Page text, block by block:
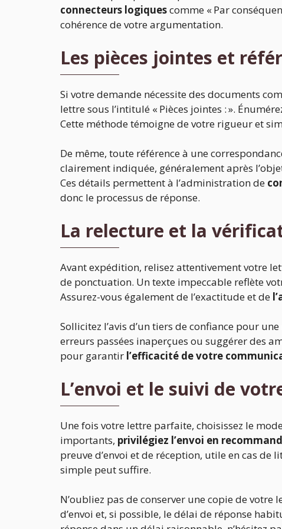
connecteurs logiquescomme « Par
cohérence de votre argumentation.
Les pièces jointes et
Si votre demande nécessite des documents
lettre sous l’intitulé « Pièces jointes : ».
Cette méthode témoigne de votre rigueur et
De même, toute référence à une
clairement indiquée, généralement après
Ces détails permettent à l’administration de
donc le processus de réponse.
La relecture et la
Avant expédition, relisez attentivement votre
de ponctuation. Un texte impeccable reflète
Assurez-vous également de l’exactitude et de
Sollicitez l’avis d’un tiers de confiance pour
erreurs passées inaperçues ou suggérer des
pour garantir l’efficacité de votre
L’envoi et le suivi de
Une fois votre lettre parfaite, choisissez le
importants, privilégiez l’envoi en
preuve d’envoi et de réception, utile en cas
simple peut suffire.
N’oubliez pas de conserver une copie de
d’envoi et, si possible, le délai de réponse